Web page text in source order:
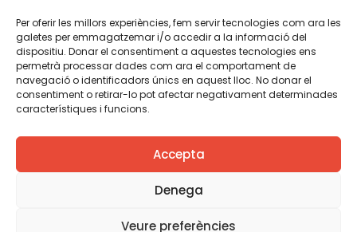
Per oferir les millors experiències, fem servir tecnologies com ara les
galetes per emmagatzemar i/o accedir a la informació del
dispositiu. Donar el consentiment a aquestes tecnologies ens
permetrà processar dades com ara el comportament de
navegació o identificadors únics en aquest lloc. No donar el
consentiment o retirar-lo pot afectar negativament determinades
característiques i funcions.
Accepta
Denega
Veure preferències
TWT YTB IG FB IN
Avís legalPolítica de cookies
Creiem que el coneixement s’ha de compartir. Per això
fem servir una llicència Creative Commons, llevat que en
algun material indiquem el contrari. Us animem a copiar,
redistribuir, remesclar o transformar i crear els continguts
comercial. Només us demanem que reconegueu